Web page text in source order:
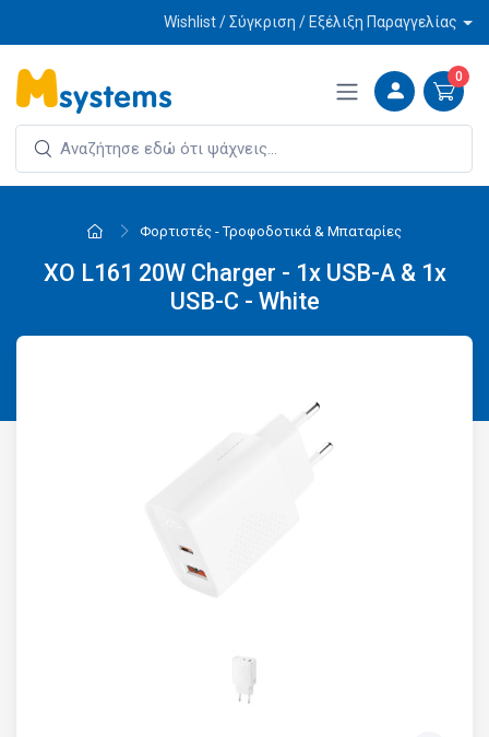
Wishlist / Σύγκριση / Εξέλιξη Παραγγελίας
0
Φορτιστές - Τροφοδοτικά & Μπαταρίες
XO L161 20W Charger - 1x USB-A & 1x
USB-C - White